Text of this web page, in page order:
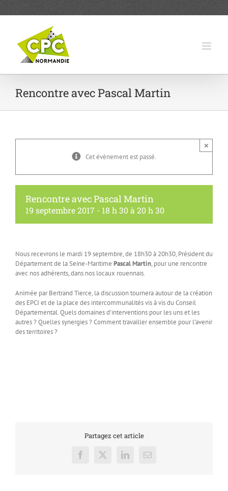
Rencontre avec Pascal Martin
Cet évènement est passé.
×
Rencontre avec Pascal Martin
19 septembre 2017 - 18 h 30à 20 h 30
Nous recevrons le mardi 19 septembre, de 18h30 à 20h30, Président du
Département de la Seine-Maritime Pascal Martin, pour une rencontre
avec nos adhérents, dans nos locaux rouennais.
Animée par Bertrand Tierce, la discussion tournera autour de la création
des EPCI et de la place des intercommunalités vis à vis du Conseil
Départemental. Quels domaines d’interventions pour les uns et les
autres ? Quelles synergies ? Comment travailler ensemble pour l’avenir
des territoires ?
Partagez cet article
Facebook
X LinkedInEmail